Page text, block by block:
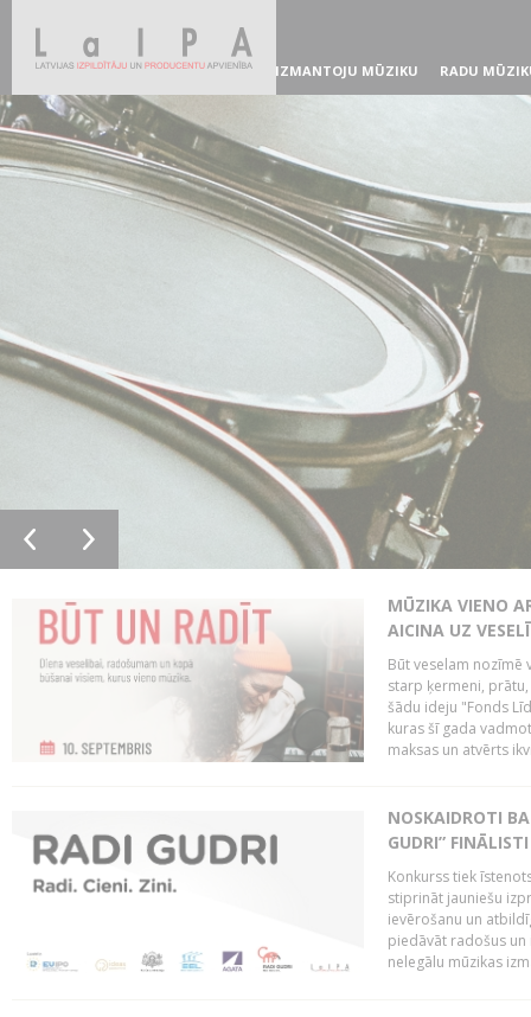
IZMANTOJU MŪZIKU RADU
MŪZIKA VIENO
AICINA UZ
Būt veselam nozīmē
starp ķermeni,
šādu ideju "Fonds
kuras šī gada
maksas un atvērts
NOSKAIDROTI
GUDRI” FINĀLISTI
Konkurss tiek
stiprināt jauniešu
ievērošanu un
piedāvāt radošus
nelegālu mūzikas